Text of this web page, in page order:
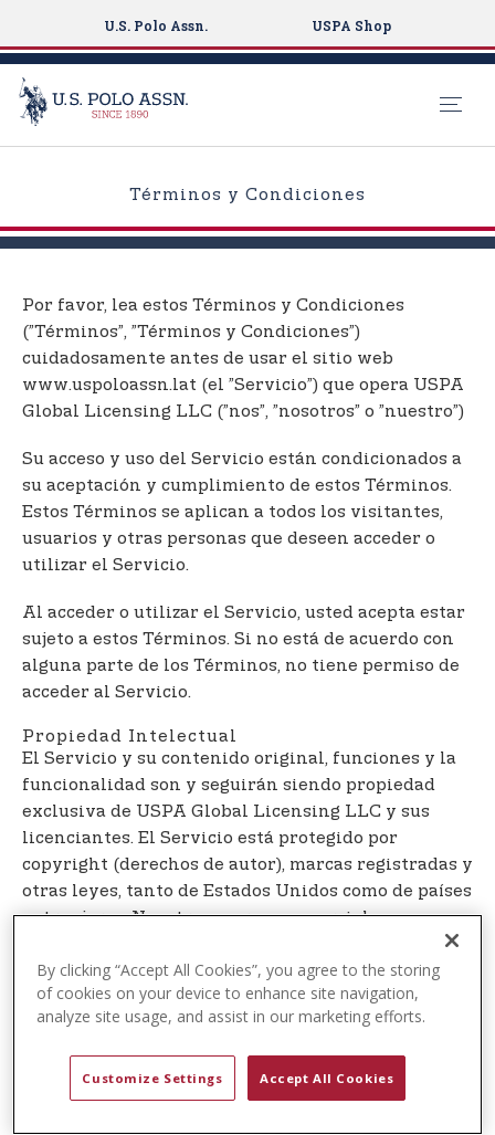
p
U.S. Polo Assn. USPA Shop
Términos y Condiciones
Por favor, lea estos Términos y Condiciones
(”Términos”, ”Términos y Condiciones”)
cuidadosamente antes de usar el sitio web
www.uspoloassn.lat (el ”Servicio”) que opera USPA
Global Licensing LLC (”nos”, ”nosotros” o ”nuestro”)
Su acceso y uso del Servicio están condicionados a
su aceptación y cumplimiento de estos Términos.
Estos Términos se aplican a todos los visitantes,
usuarios y otras personas que deseen acceder o
utilizar el Servicio.
Al acceder o utilizar el Servicio, usted acepta estar
sujeto a estos Términos. Si no está de acuerdo con
alguna parte de los Términos, no tiene permiso de
acceder al Servicio.
Propiedad Intelectual
El Servicio y su contenido original, funciones y la
funcionalidad son y seguirán siendo propiedad
exclusiva de USPA Global Licensing LLC y sus
licenciantes. El Servicio está protegido por
copyright (derechos de autor), marcas registradas y
otras leyes, tanto de Estados Unidos como de países
extranjeros. Nuestras marcas comerciales y
nuestra imagen comercial no se pueden utilizar en
conexión con ningún producto o servicio sin el
consentimiento previo por escrito de USPA Global
Licensing LLC.
Nuestro Servicio puede contener enlaces a sitios
By clicking “Accept All Cookies”, you agree to the storing
of cookies on your device to enhance site navigation,
analyze site usage, and assist in our marketing efforts.
Customize Settings Accept All Cookies